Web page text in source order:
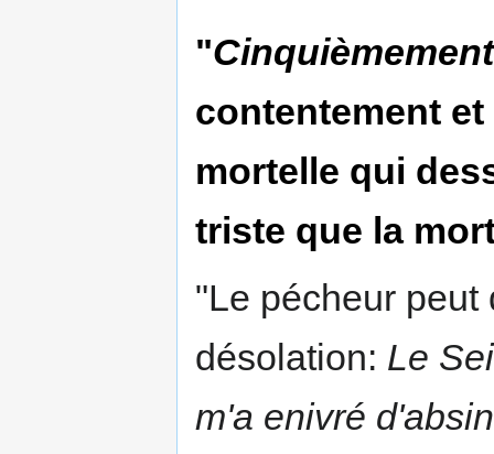
"Cinquièmement
contentement
mortelle qui
triste que la
"Le pécheur peut
désolation: Le
m'a enivré